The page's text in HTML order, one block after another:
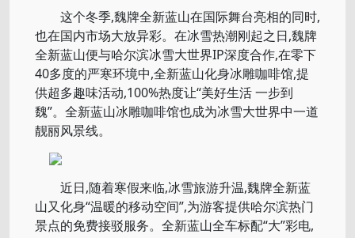
这个冬季,魏牌全新蓝山在国际舞台亮相的同时,
也在国内市场大放异彩。在冰雪热潮刚起之日,魏牌
全新蓝山便与哈尔滨冰雪大世界IP深度合作,在零下
40多度的严寒环境中,全新蓝山化身冰雕咖啡馆,提
供超多趣味活动,100%热度让“美好生活 一步到
魏”。全新蓝山冰雕咖啡馆也成为冰雪大世界中一道
靓丽风景线。
近日,随着寒假来临,冰雪旅游升温,魏牌全新蓝
山又化身“温暖的移动空间”,为游客提供哈尔滨热门
景点的免费接驳服务。全新蓝山全车标配“大”彩电,